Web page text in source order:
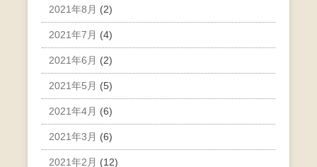
2021年8月 (2)
2021年7月 (4)
2021年6月 (2)
2021年5月 (5)
2021年4月 (6)
2021年3月 (6)
2021年2月 (12)